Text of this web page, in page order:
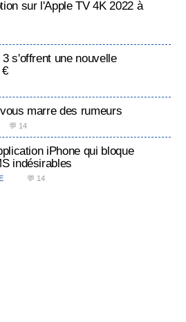
sur l'Apple TV 4K 2022 à
s'offrent une nouvelle
marre des rumeurs
💬 14
iPhone qui bloque
indésirables
💬 14